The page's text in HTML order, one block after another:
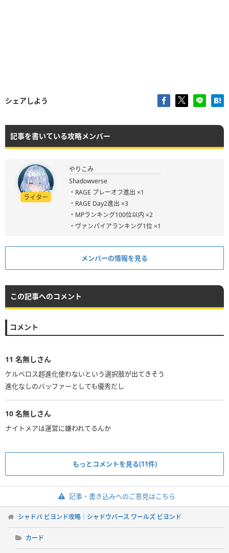
シェアしよう
記事を書いている攻略メンバー
ライター
やりこみ
Shadowverse
・RAGE プレーオフ進出 ×1
・RAGE Day2進出 ×3
・MPランキング100位以内 ×2
・ヴァンパイアランキング1位 ×1
メンバーの情報を見る
この記事へのコメント
コメント
11 名無しさん
ケルベロス超進化使わないという選択肢が出てきそう
進化なしのバッファーとしても優秀だし
10 名無しさん
ナイトメアは運営に嫌われてるんか
もっとコメントを見る(11件)
記事・書き込みへのご意見はこちら
シャドバ ビヨンド攻略｜シャドウバース ワールズ ビヨンド
カード